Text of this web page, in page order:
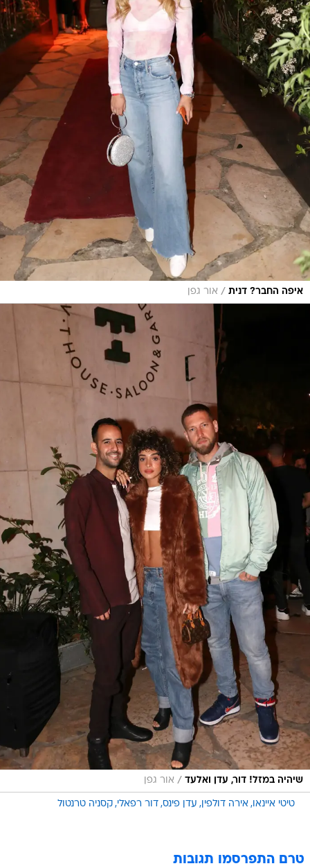
איפה החבר? דנית / אור גפן
שיהיה במזל! דור, עדן ואלעד / אור גפן
טיטי איינאו אירה דולפין עדן פינס דור רפאלי קסניה טרנטול
טרם התפרסמו תגובות